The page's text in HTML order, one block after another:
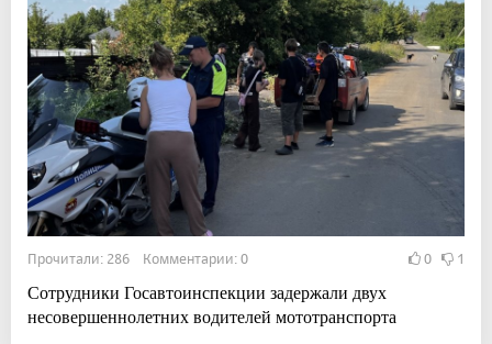
Прочитали: 286 Комментарии: 0 0 1
Сотрудники Госавтоинспекции задержали двух
несовершеннолетних водителей мототранспорта